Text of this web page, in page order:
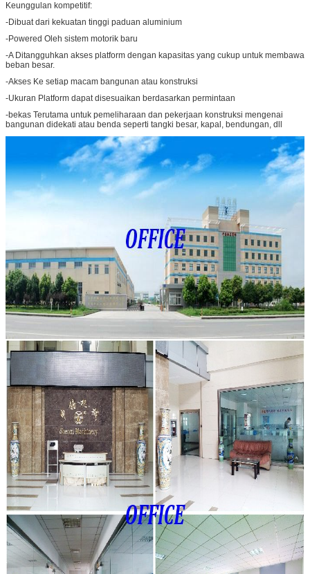
Keunggulan kompetitif:
-Dibuat dari kekuatan tinggi paduan aluminium
-Powered Oleh sistem motorik baru
-A Ditangguhkan akses platform dengan kapasitas yang cukup untuk membawa
beban besar.
-Akses Ke setiap macam bangunan atau konstruksi
-Ukuran Platform dapat disesuaikan berdasarkan permintaan
-bekas Terutama untuk pemeliharaan dan pekerjaan konstruksi mengenai
bangunan didekati atau benda seperti tangki besar, kapal, bendungan, dll